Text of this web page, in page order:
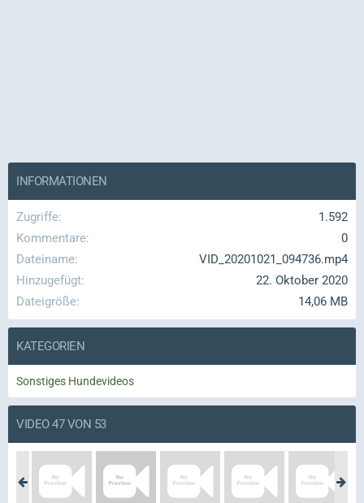
INFORMATIONEN
Zugriffe
1.592
Kommentare
0
Dateiname
VID_20201021_094736.mp4
Hinzugefügt
22. Oktober 2020
Dateigröße
14,06 MB
KATEGORIEN
Sonstiges Hundevideos
VIDEO 47 VON 53